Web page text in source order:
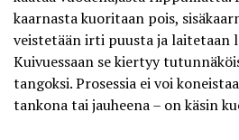
kaarnasta kuoritaan pois,
veistetään irti puusta ja laitetaan
Kuivuessaan se kiertyy
tangoksi. Prosessia ei voi
tankona tai jauheena – on käsin